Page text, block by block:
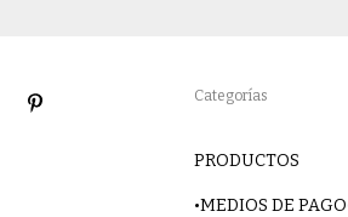
Categorías
PRODUCTOS
•MEDIOS DE